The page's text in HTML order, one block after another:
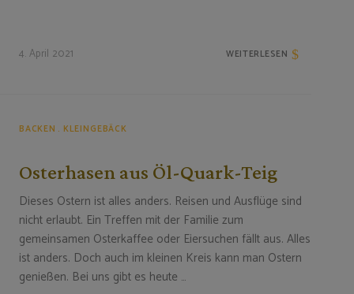
4. April 2021 WEITERLESEN
BACKEN KLEINGEBÄCK
Osterhasen aus Öl-Quark-Teig
Dieses Ostern ist alles anders. Reisen und Ausflüge sind
nicht erlaubt. Ein Treffen mit der Familie zum
gemeinsamen Osterkaffee oder Eiersuchen fällt aus. Alles
ist anders. Doch auch im kleinen Kreis kann man Ostern
genießen. Bei uns gibt es heute …